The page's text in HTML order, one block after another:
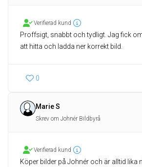
Verifierad kund
Proffsigt, snabbt och tydligt. Jag fick
att hitta och ladda ner korrekt bild.
0
Marie S
Skrev om Johnér Bildbyrå
Verifierad kund
Köper bilder på Johnér och är alltid lika